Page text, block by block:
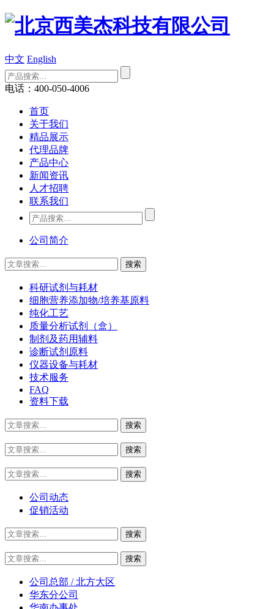
中文 English
电话：400-050-4006
首页
关于我们
精品展示
代理品牌
产品中心
新闻资讯
人才招聘
联系我们
公司简介
科研试剂与耗材
细胞营养添加物/培养基原料
纯化工艺
质量分析试剂（盒）
制剂及药用辅料
诊断试剂原料
仪器设备与耗材
技术服务
FAQ
资料下载
公司动态
促销活动
公司总部 / 北方大区
华东分公司